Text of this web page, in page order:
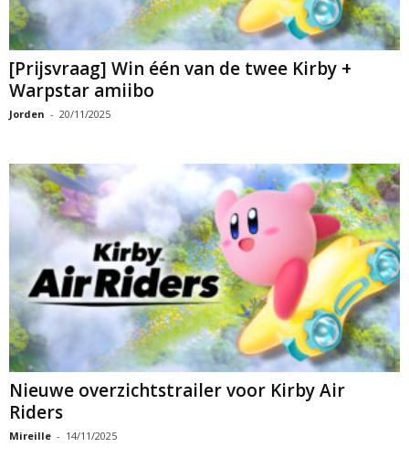
[Prijsvraag] Win één van de twee Kirby +
Warpstar amiibo
Jorden - 20/11/2025
Nieuwe overzichtstrailer voor Kirby Air
Riders
Mireille - 14/11/2025